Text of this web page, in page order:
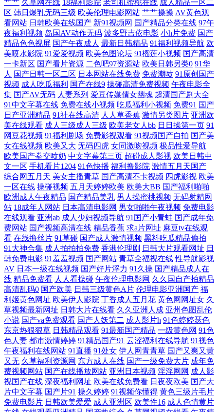
AA片 超碰人人操人人操 国产超碰97 欧美做爱精品 欧美性咸美女 欧美色
图欧美 欧美肥B 青青草视频偷拍 青青草社区 欧美性爱综合网站 欧美日色
欧美性交A片 日本成人A片网 日本有码区 日本三级毛 日本片源午夜av 日
韩欧美自拍 日韩区二区 日韩狼友网 日韩成人网免费 午夜性色福利社 91n
在线 91黑丝高跟骚 91看片网站 91国产熟女熟女 91精品孕妇系列 91在线
porn 97人人舔 avtt五月婷婷 99热爱豆 AA3级片 国产精品毛片 国产综合三
级 激情播播五月av 激情五月社区 精品久久丁香五月 九一成人秘网 久艹视
屏 久草福利精品 老司机激情福利 日本毛片视频 日韩三级精品 日日爱影院
日日夜夜青青草 网站91视频 午夜影院嗯啊嗯啊 性爱射精福利社 亚洲无码
五区 亚洲性爱精品 91黄视屏 91午夜剧场 ts手淫 操逼电影导航免费 超碰人
人做爱 成人片伊人 成人影在线观看 丁香五月网站 丁香五月花影院 福利
APP导航 黄色链接 久久精品一区 美国三级毛片 蜜桃视频在线播放 男同看
片站 欧美性爱网页 人人摸人人干人人 日韩H网 日韩三级有码 伊人影视久
久 91公司制作传媒 91色影院 97福利社视频 99福利精品 www老司机 超碰
久热 国产浮力影院限制 国产青草网 黑丝国产在线 蜜桃91亚洲精选 欧美婷
婷综合 欧洲精品免费视频 日韩AV福利片 日韩素人在线一区 少妇超碰在线
播放 午夜老司机视频网 伊人成人影片 91网红在线视频 wwwA片 超碰碰碰
艹艹 久草网在线 18福利影院 老司机蜜桃在线 成人精品一区二
区 韩日爆乳无码三级 欧美伦理电影网站 艹艹操操 AV黄色观
看网站 日韩欧美在线国产 新91视频网 国产精品分类在线 97午
夜福利视频 岛国AV动作无码 波多野吉依电影 小h片免费 国产
精品色色视屏 国产午夜成人 最新日韩精品 91福利视频导航 欧
美喷水影院 91爱爱视频 欧美色图论坛 91榴莲小视频 国产高清
一卡新区 国产看片资源 二色吧97资源站 欧美日韩另类0 91华
人 国产日韩一区二区 日本网站在线免费 免费潮喷 91原创国产
视频 成人吃瓜福利 国产在线9 操碰高清免费视频 午夜电影全
集 国产AV无码 人妻系列 爱豆传媒倩女幽魂 超清国产剧大全
91中文字幕在线 免费在线小视频 吃瓜福利小视频 免费91 国产
日产亚洲精品 91社在线高清 人人草香蕉 激情另类图片 亚洲欧
美在线观看 成人三级成人三级 欧美老女人bb 日日操第一页 91
网豆花视频 91福利剧场 免费影视观看 91视频国产自拍 国产美
女在线视频 欧美又大 无码四虎 女同激吻视频 极品性爱导航
欧美国产拳交喷奶 中文字幕第三页 超碰成人影视 欧美日韩中
文一区 手机看片1204 91色快播 福利撸影院 激情五月天国产
综合网五月天 美女主播青草 国产高清不卡视频 四虎影视 欧美
一区在线 操碰视频 五月天婷婷欧美 欧美大BB 国产福利啪啪
欧洲成人午夜精品 国产精品美乳 男人操蜜桃视频 无码射精网
站 18成年人网站 日本高清电影网 男女啪啪午夜视频 免费电影
在线观看 亚洲ab 成人少妇视频导航 91国产小青蛙 国产成年免
费网站 国产视频高清在线 精品香蕉 求a片网址 麻豆tv在线观
看 在线撸丝片 91草碰 国产成人激情视频 黑料吃瓜精品偷拍
91大神合集 成人拍拍拍免费 香港伦理剧 日韩大片观看网址 日
韩免费电影 91羞羞视频 国产网站 青草全福视在线 性导航影视
AV 日本一级在线视频 国产好片浮力 91久操 国产精品成人在
线 精品免费看 人人看操碰 午夜伦理电影网 久久国自产拍精品
高清乱码0 国产欧美 日韩三级黄色A片 伦理电影亚洲国产 福
利姬黄色网址 欧美伊人影院 丁香成人五月花 黄色网网址女 久
草视频最新网址 日韩大片在线看 久久亚洲人成 亚州色图乱伦
小说 国产va免费观看 国产人妖第二 成人影片h 91色婷婷瑟色
东京热狠狠草 日韩精品观看 91最新国产精品 一级黄色网 91色
色人妻 都市激情婷婷 91精品国产91 云涩福利在线导航 91视色
午夜福利在线网站 91直播 91处女 伊人网青青草 国产又爽又黄
又无 久草福利资源网 东方成人在线 国产一级免费大片 成年免
费视频网站 国产在线播放网站 亚洲日本视频 淫淫网网 成人影
视国产在线 深夜福利网址 欧美在线免费看 日夜夜欧美 国产大
片中文字幕 国产片91 操久婷婷 91视频你懂得 黄色三级片毛片
免费电影片 日韩欧美爱爱 成人亚洲区 欧美性16 成人色情黄片